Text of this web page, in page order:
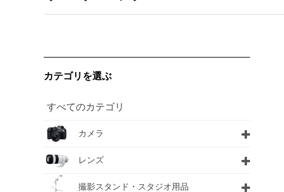
カテゴリを選ぶ
すべてのカテゴリ
カメラ
レンズ
撮影スタンド・スタジオ用品